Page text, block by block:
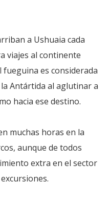
a Ushuaia cada
viajes al continente
es considerada
Antártida al aglutinar a
hacia ese destino.
muchas horas en la
aunque de todos
extra en el sector